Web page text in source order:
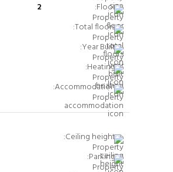
Floor:
2
Total floors:
Year Built:
Heating:
Accommodation:
Ceiling height:
Parking: